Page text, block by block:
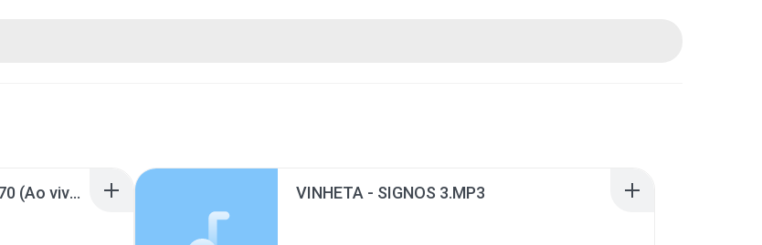
Montagem Eu Moro Roland Dj 70 (Ao vivo).mp3 VINHETA - SIGNOS 3.MP3